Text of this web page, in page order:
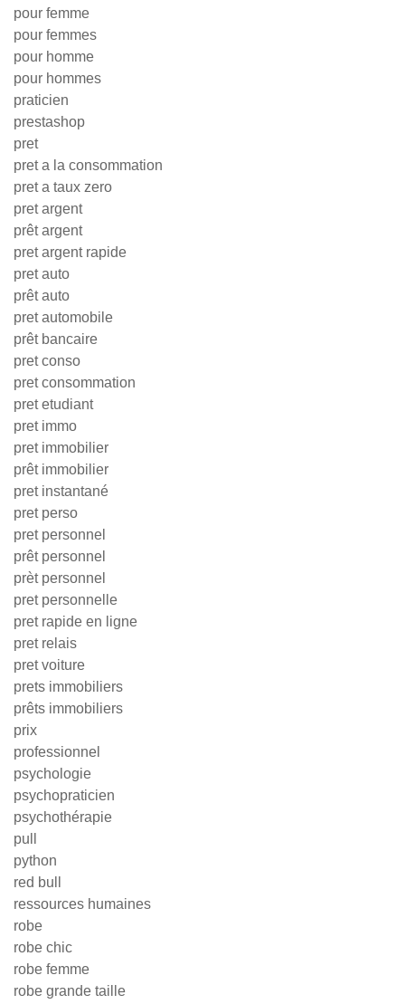
pour femme
pour femmes
pour homme
pour hommes
praticien
prestashop
pret
pret a la consommation
pret a taux zero
pret argent
prêt argent
pret argent rapide
pret auto
prêt auto
pret automobile
prêt bancaire
pret conso
pret consommation
pret etudiant
pret immo
pret immobilier
prêt immobilier
pret instantané
pret perso
pret personnel
prêt personnel
prèt personnel
pret personnelle
pret rapide en ligne
pret relais
pret voiture
prets immobiliers
prêts immobiliers
prix
professionnel
psychologie
psychopraticien
psychothérapie
pull
python
red bull
ressources humaines
robe
robe chic
robe femme
robe grande taille